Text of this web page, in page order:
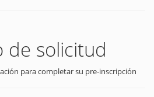
de solicitud
para completar su pre-inscripción